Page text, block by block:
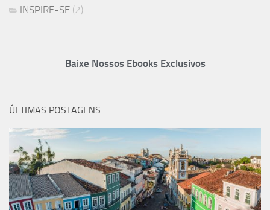
INSPIRE-SE (2)
Baixe Nossos Ebooks Exclusivos
ÚLTIMAS POSTAGENS